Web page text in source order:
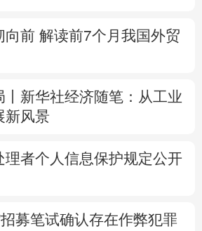
向前 解读前7个月我国外贸
新华社经济随笔：从工业
新风景
理者个人信息保护规定公开
募笔试确认存在作弊犯罪